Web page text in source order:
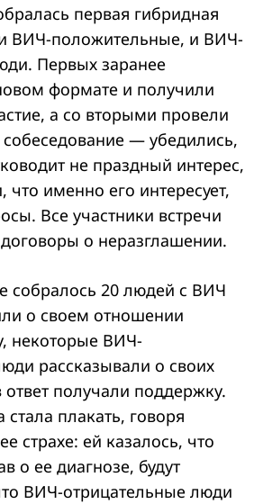
первая гибридная
ВИЧ-положительные, и ВИЧ-
Первых заранее
формате и получили
а со вторыми провели
— убедились,
не праздный интерес,
что именно его интересует,
Все участники встречи
о неразглашении.
собралось 20 людей с ВИЧ
о своем отношении
некоторые ВИЧ-
рассказывали о своих
получали поддержку.
плакать, говоря
страхе: ей казалось, что
о ее диагнозе, будут
ВИЧ-отрицательные люди